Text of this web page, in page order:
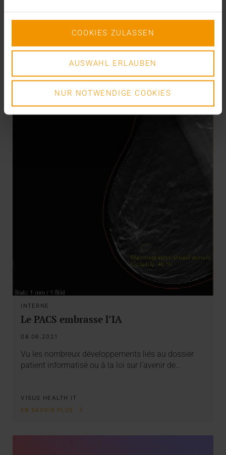
COOKIES ZULASSEN
AUSWAHL ERLAUBEN
NUR NOTWENDIGE COOKIES
INTERNE
Le PACS embrasse l’IA
08.06.2021
Vu les nombreux développements liés au dossier
patient informatisé ou à la loi sur l’avenir de…
VISUS HEALTH IT
EN SAVOIR PLUS